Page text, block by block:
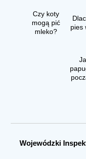
Czy koty
mogą pić
mleko?
pies
Wojewódzki